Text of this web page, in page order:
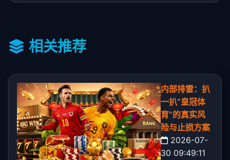
相关推荐
内部排雷：扒
一扒“皇冠体
育”的真实风
险与止损方案
2026-07-
30 09:49:11